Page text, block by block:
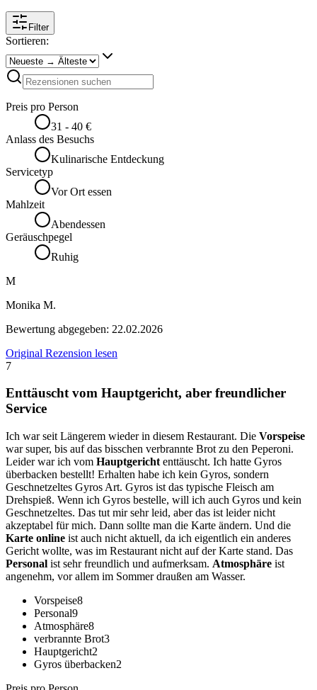
Filter
Sortieren:
Preis pro Person
31 - 40 €
Anlass des Besuchs
Kulinarische Entdeckung
Servicetyp
Vor Ort essen
Mahlzeit
Abendessen
Geräuschpegel
Ruhig
M
Monika M.
Bewertung abgegeben: 22.02.2026
Original Rezension lesen
7
Enttäuscht vom Hauptgericht, aber freundlicher
Service
Ich war seit Längerem wieder in diesem Restaurant. Die Vorspeise
war super, bis auf das bisschen verbrannte Brot zu den Peperoni.
Leider war ich vom Hauptgericht enttäuscht. Ich hatte Gyros
überbacken bestellt! Erhalten habe ich kein Gyros, sondern
Geschnetzeltes Gyros Art. Gyros ist das typische Fleisch am
Drehspieß. Wenn ich Gyros bestelle, will ich auch Gyros und kein
Geschnetzeltes. Das tut mir sehr leid, aber das ist leider nicht
akzeptabel für mich. Dann sollte man die Karte ändern. Und die
Karte online ist auch nicht aktuell, da ich eigentlich ein anderes
Gericht wollte, was im Restaurant nicht auf der Karte stand. Das
Personal ist sehr freundlich und aufmerksam. Atmosphäre ist
angenehm, vor allem im Sommer draußen am Wasser.
Vorspeise8
Personal9
Atmosphäre8
verbrannte Brot3
Hauptgericht2
Gyros überbacken2